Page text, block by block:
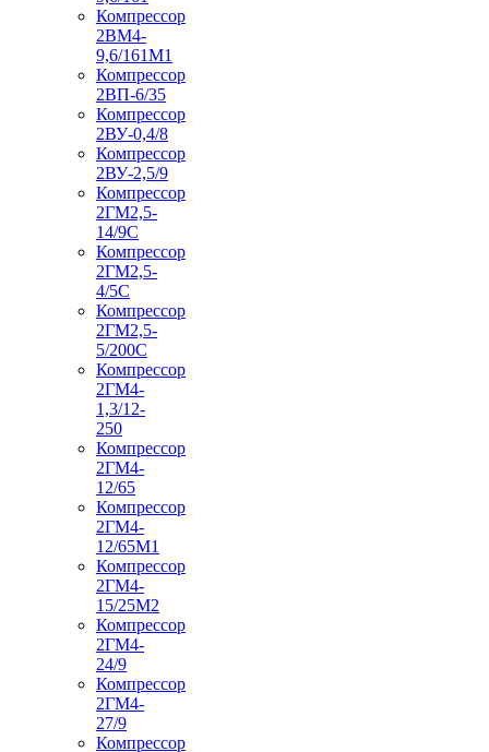
Компрессор
2ВМ4-
9,6/161М1
Компрессор
2ВП-6/35
Компрессор
2ВУ-0,4/8
Компрессор
2ВУ-2,5/9
Компрессор
2ГМ2,5-
14/9С
Компрессор
2ГМ2,5-
4/5С
Компрессор
2ГМ2,5-
5/200С
Компрессор
2ГМ4-
1,3/12-
250
Компрессор
2ГМ4-
12/65
Компрессор
2ГМ4-
12/65М1
Компрессор
2ГМ4-
15/25М2
Компрессор
2ГМ4-
24/9
Компрессор
2ГМ4-
27/9
Компрессор